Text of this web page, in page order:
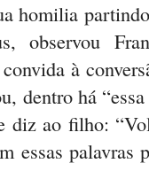
homilia
observou
à
dentro há
diz ao filho:
essas palavras